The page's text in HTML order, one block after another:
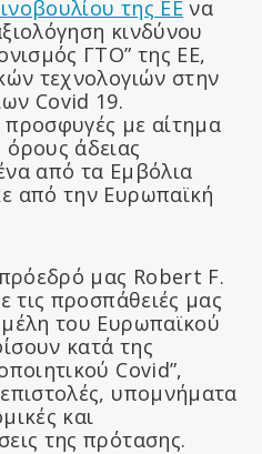
της ΕΕνα
κινδύνου
ΓΤΟ” της ΕΕ,
τεχνολογιών στην
Covid 19.
προσφυγές με αίτημα
άδειας
από τα Εμβόλια
από την Ευρωπαϊκή
μας Robert F.
τις προσπάθειές μας
του Ευρωπαϊκού
κατά της
Covid”,
υπομνήματα
και
της πρότασης.